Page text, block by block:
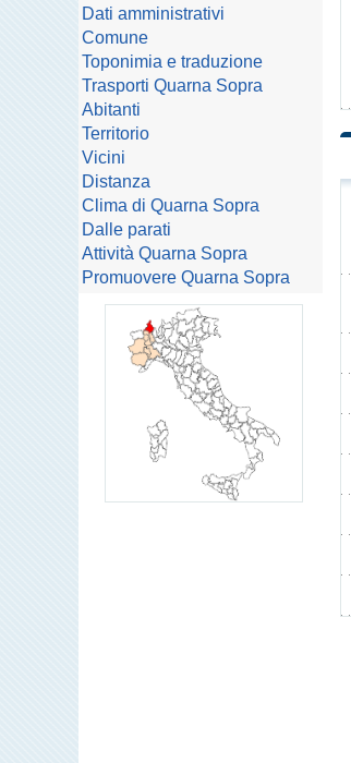
Dati amministrativi
Comune
Toponimia e traduzione
Trasporti Quarna Sopra
Abitanti
Territorio
Vicini
Distanza
Clima di Quarna Sopra
Dalle parati
Attività Quarna Sopra
Promuovere Quarna Sopra